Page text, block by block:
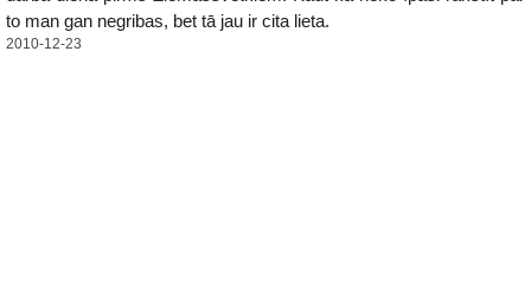
to man gan negribas, bet tā jau ir cita lieta.
2010-12-23